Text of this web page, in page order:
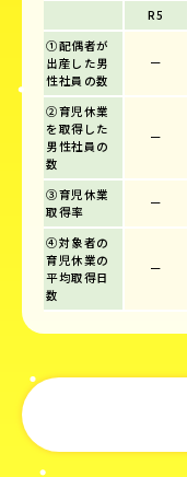
R5
①配偶者が
出産した男
性社員の数
ー
②育児休業
を取得した
男性社員の
数
ー
③育児休業
取得率
ー
④対象者の
育児休業の
平均取得日
数
ー